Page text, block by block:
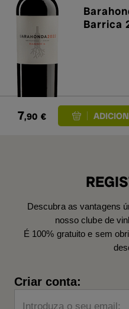
Barrica
7,90 €
Descubra as vantagens
nosso clube de
É 100% gratuito e sem
Criar conta:
Introduza o seu email: